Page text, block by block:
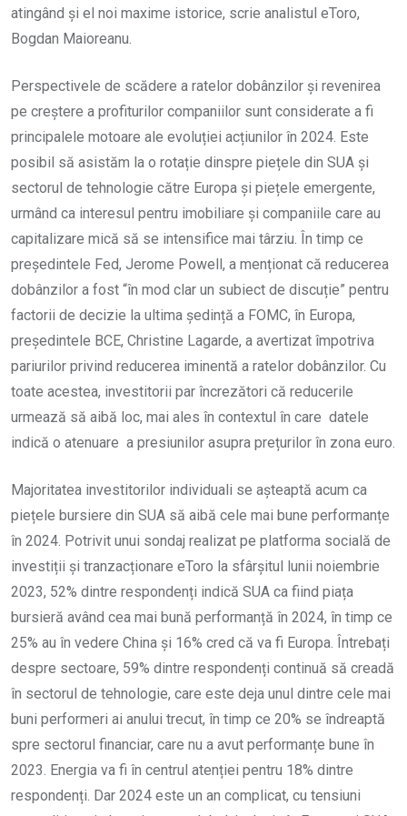
atingând și el noi maxime istorice, scrie analistul eToro,
Bogdan Maioreanu.
Perspectivele de scădere a ratelor dobânzilor și revenirea
pe creștere a profiturilor companiilor sunt considerate a fi
principalele motoare ale evoluției acțiunilor în 2024. Este
posibil să asistăm la o rotație dinspre piețele din SUA și
sectorul de tehnologie către Europa și piețele emergente,
urmând ca interesul pentru imobiliare și companiile care au
capitalizare mică să se intensifice mai târziu. În timp ce
președintele Fed, Jerome Powell, a menționat că reducerea
dobânzilor a fost “în mod clar un subiect de discuție” pentru
factorii de decizie la ultima ședință a FOMC, în Europa,
președintele BCE, Christine Lagarde, a avertizat împotriva
pariurilor privind reducerea iminentă a ratelor dobânzilor. Cu
toate acestea, investitorii par încrezători că reducerile
urmează să aibă loc, mai ales în contextul în care datele
indică o atenuare a presiunilor asupra prețurilor în zona euro.
Majoritatea investitorilor individuali se așteaptă acum ca
piețele bursiere din SUA să aibă cele mai bune performanțe
în 2024. Potrivit unui sondaj realizat pe platforma socială de
investiții și tranzacționare eToro la sfârșitul lunii noiembrie
2023, 52% dintre respondenți indică SUA ca fiind piața
bursieră având cea mai bună performanță în 2024, în timp ce
25% au în vedere China și 16% cred că va fi Europa. Întrebați
despre sectoare, 59% dintre respondenți continuă să creadă
în sectorul de tehnologie, care este deja unul dintre cele mai
buni performeri ai anului trecut, în timp ce 20% se îndreaptă
spre sectorul financiar, care nu a avut performanțe bune în
2023. Energia va fi în centrul atenției pentru 18% dintre
respondenți. Dar 2024 este un an complicat, cu tensiuni